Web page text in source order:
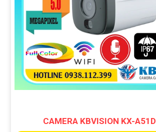
CAMERA KBVISION KX-A51D